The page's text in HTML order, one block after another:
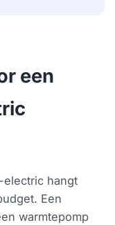
een
hangt
Een
warmtepomp